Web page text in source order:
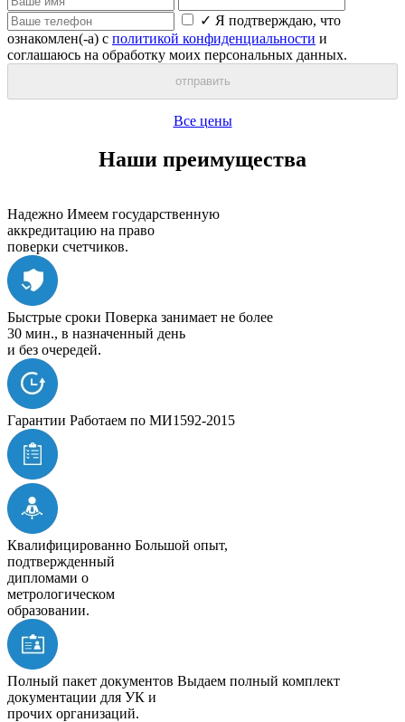
✓ Я подтверждаю, что
ознакомлен(-а) с политикой конфиденциальности и
соглашаюсь на обработку моих персональных данных.
отправить
Все цены
Наши преимущества
Надежно Имеем государственную
аккредитацию на право
поверки счетчиков.
Быстрые сроки Поверка занимает не более
30 мин., в назначенный день
и без очередей.
Гарантии Работаем по МИ1592-2015
Квалифицированно Большой опыт,
подтвержденный
дипломами о
метрологическом
образовании.
Полный пакет документов Выдаем полный комплект
документации для УК и
прочих организаций.